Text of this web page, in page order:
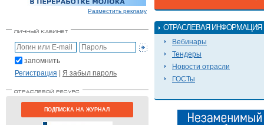
Разместить рекламу
запомнить
Регистрация | Я забыл пароль
ПОДПИСКА НА ЖУРНАЛ
ОТРАСЛЕВАЯ ИНФОРМАЦИЯ
Вебинары
Тендеры
Новости отрасли
ГОСТы